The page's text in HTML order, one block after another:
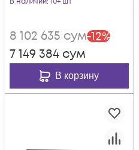
8 102 635 сум-12%
7 149 384 сум
В корзину